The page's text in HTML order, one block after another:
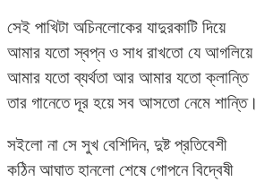
সেই পাখিটা অচিনলোকের যাদুরকাটি দিয়ে
আমার যতো স্বপ্ন ও সাধ রাখতো যে আগলিয়ে
আমার যতো ব্যর্থতা আর আমার যতো ক্লান্তি
তার গানেতে দূর হয়ে সব আসতো নেমে শান্তি।
সইলো না সে সুখ বেশিদিন, দুষ্ট প্রতিবেশী
কঠিন আঘাত হানলো শেষে গোপনে বিদ্বেষী